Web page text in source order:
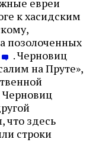
евреи
к хасидским
позолоченных
. Черновиц
на Пруте»,
что здесь
строки